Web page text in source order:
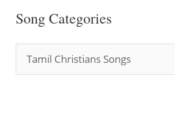
Song Categories
o